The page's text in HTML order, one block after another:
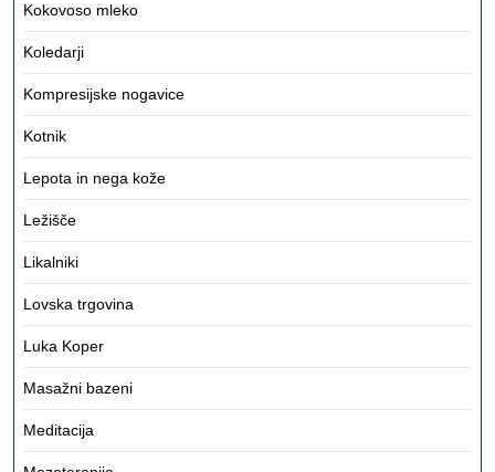
Kokovoso mleko
Koledarji
Kompresijske nogavice
Kotnik
Lepota in nega kože
Ležišče
Likalniki
Lovska trgovina
Luka Koper
Masažni bazeni
Meditacija